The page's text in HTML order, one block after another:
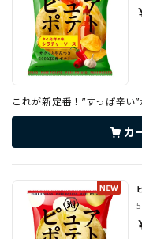
これが新定番！”すっぱ辛い
カ